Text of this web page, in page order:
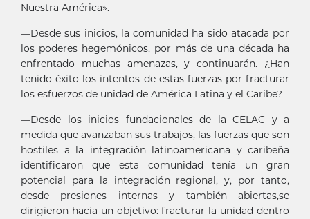
Nuestra América».
—Desde sus inicios, la comunidad ha sido atacada por
los poderes hegemónicos, por más de una década ha
enfrentado muchas amenazas, y continuarán. ¿Han
tenido éxito los intentos de estas fuerzas por fracturar
los esfuerzos de unidad de América Latina y el Caribe?
—Desde los inicios fundacionales de la CELAC y a
medida que avanzaban sus trabajos, las fuerzas que son
hostiles a la integración latinoamericana y caribeña
identificaron que esta comunidad tenía un gran
potencial para la integración regional, y, por tanto,
desde presiones internas y también abiertas,se
dirigieron hacia un objetivo: fracturar la unidad dentro